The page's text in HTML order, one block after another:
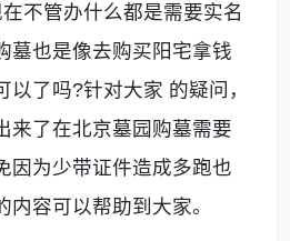
不管办什么都是需要实名
墓也是像去购买阳宅拿钱
以了吗?针对大家 的疑问，
来了在北京墓园购墓需要
因为少带证件造成多跑也
容可以帮助到大家。